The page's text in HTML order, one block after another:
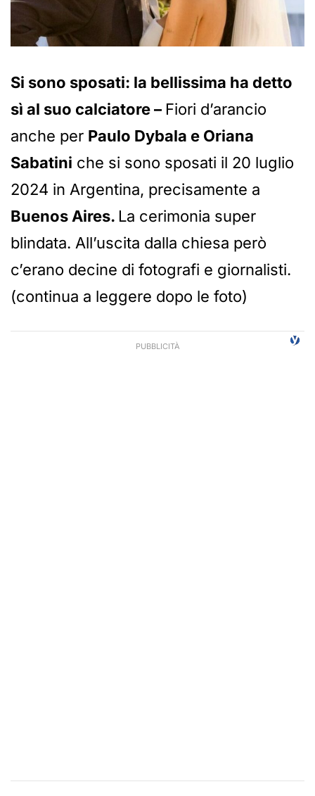
Si sono sposati: la bellissima ha detto
sì al suo calciatore – Fiori d’arancio
anche per Paulo Dybala e Oriana
Sabatini che si sono sposati il 20 luglio
2024 in Argentina, precisamente a
Buenos Aires. La cerimonia super
blindata. All’uscita dalla chiesa però
c’erano decine di fotografi e giornalisti.
(continua a leggere dopo le foto)